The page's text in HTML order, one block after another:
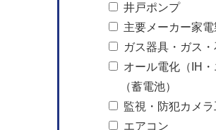
井戸ポンプ
主要メーカー家電
ガス器具・ガス
オール電化（IH
（蓄電池）
監視・防犯カメ
エアコン